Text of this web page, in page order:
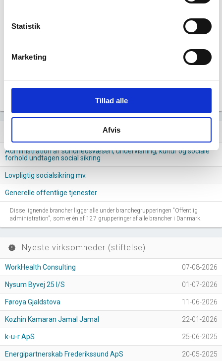
Statistik
Marketing
Tillad alle
Afvis
… …
6
Administration af sundhedsvæsen, undervisning, kultur og sociale
forhold undtagen social sikring
Lovpligtig socialsikring mv.
Generelle offentlige tjenester
Disse lignende brancher ligger alle under branchegrupperingen "Offentlig
administration", som er én af 127 grupperinger af alle brancher i Danmark.
new_releases Nyeste virksomheder (stiftelse)
WorkHealth Consulting 07-08-2026
Nysum Byvej 25 I/S 01-07-2026
Føroya Gjaldstova 11-06-2026
Kozhin Kamaran Jamal Jamal 22-01-2026
k-u-r ApS 25-06-2025
Energipartnerskab Frederikssund ApS 20-05-2025